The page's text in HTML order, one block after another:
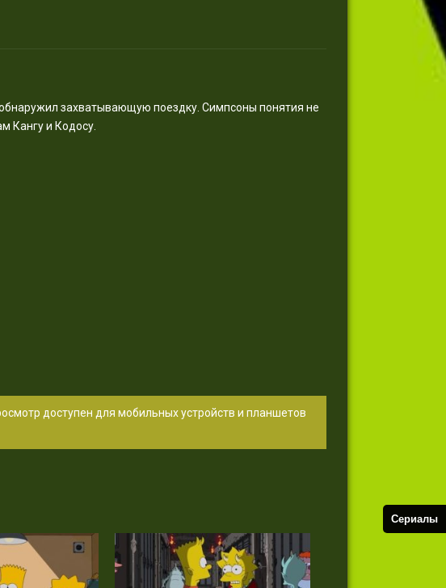
захватывающую поездку. Симпсоны понятия не
Кангу и Кодосу.
доступен для мобильных устройств и планшетов
Сериалы